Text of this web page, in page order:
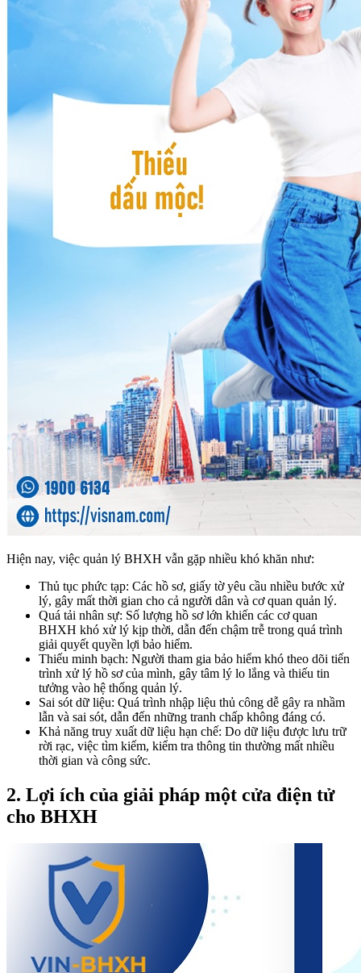
Hiện nay, việc quản lý BHXH vẫn gặp nhiều khó khăn như:
Thủ tục phức tạp: Các hồ sơ, giấy tờ yêu cầu nhiều bước xử
lý, gây mất thời gian cho cả người dân và cơ quan quản lý.
Quá tải nhân sự: Số lượng hồ sơ lớn khiến các cơ quan
BHXH khó xử lý kịp thời, dẫn đến chậm trễ trong quá trình
giải quyết quyền lợi bảo hiểm.
Thiếu minh bạch: Người tham gia bảo hiểm khó theo dõi tiến
trình xử lý hồ sơ của mình, gây tâm lý lo lắng và thiếu tin
tưởng vào hệ thống quản lý.
Sai sót dữ liệu: Quá trình nhập liệu thủ công dễ gây ra nhầm
lẫn và sai sót, dẫn đến những tranh chấp không đáng có.
Khả năng truy xuất dữ liệu hạn chế: Do dữ liệu được lưu trữ
rời rạc, việc tìm kiếm, kiểm tra thông tin thường mất nhiều
thời gian và công sức.
2. Lợi ích của giải pháp một cửa điện tử
cho BHXH